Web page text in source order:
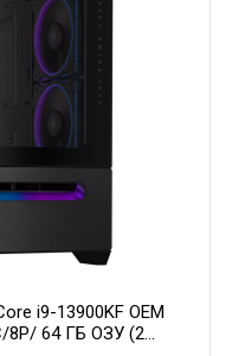
i9-13900KF OEM
8P/ 64 ГБ ОЗУ (2